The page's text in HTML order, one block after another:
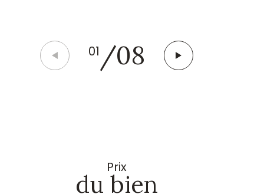
01 /08
Prix
du bien